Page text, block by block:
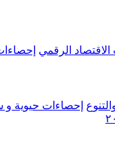
الرقمي
إحصاءات حيوية و